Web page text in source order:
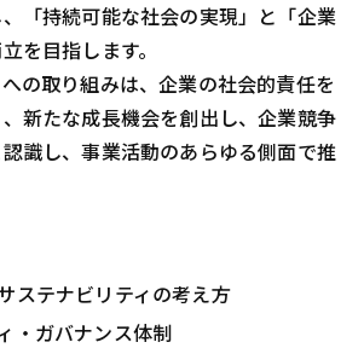
「持続可能な社会の実現」と「企業
を目指します。
の取り組みは、企業の社会的責任を
新たな成長機会を創出し、企業競争
識し、事業活動のあらゆる側面で推
ステナビリティの考え方
・ガバナンス体制